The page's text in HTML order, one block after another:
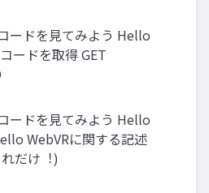
ードを⾒てみよう Hello
ードを取得 GET
ードを⾒てみよう Hello
WebVRに関する記述
だけ︕)